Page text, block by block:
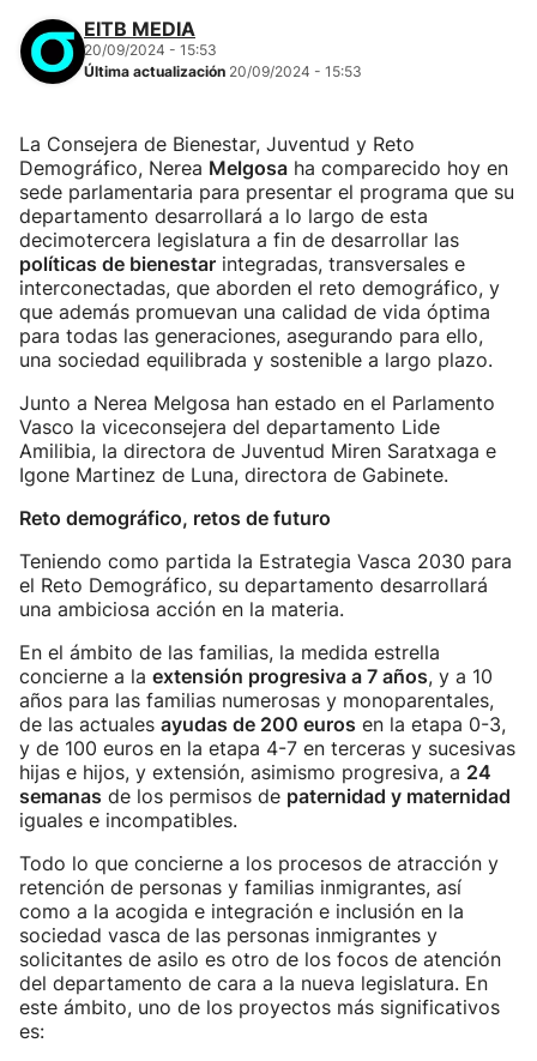
EITB MEDIA
20/09/2024 - 15:53
Última actualización 20/09/2024 - 15:53
La Consejera de Bienestar, Juventud y Reto
Demográfico, Nerea Melgosa ha comparecido hoy en
sede parlamentaria para presentar el programa que su
departamento desarrollará a lo largo de esta
decimotercera legislatura a fin de desarrollar las
políticas de bienestar integradas, transversales e
interconectadas, que aborden el reto demográfico, y
que además promuevan una calidad de vida óptima
para todas las generaciones, asegurando para ello,
una sociedad equilibrada y sostenible a largo plazo.
Junto a Nerea Melgosa han estado en el Parlamento
Vasco la viceconsejera del departamento Lide
Amilibia, la directora de Juventud Miren Saratxaga e
Igone Martinez de Luna, directora de Gabinete.
Reto demográfico, retos de futuro
Teniendo como partida la Estrategia Vasca 2030 para
el Reto Demográfico, su departamento desarrollará
una ambiciosa acción en la materia.
En el ámbito de las familias, la medida estrella
concierne a la extensión progresiva a 7 años, y a 10
años para las familias numerosas y monoparentales,
de las actuales ayudas de 200 euros en la etapa 0-3,
y de 100 euros en la etapa 4-7 en terceras y sucesivas
hijas e hijos, y extensión, asimismo progresiva, a 24
semanas de los permisos de paternidad y maternidad
iguales e incompatibles.
Todo lo que concierne a los procesos de atracción y
retención de personas y familias inmigrantes, así
como a la acogida e integración e inclusión en la
sociedad vasca de las personas inmigrantes y
solicitantes de asilo es otro de los focos de atención
del departamento de cara a la nueva legislatura. En
este ámbito, uno de los proyectos más significativos
es: